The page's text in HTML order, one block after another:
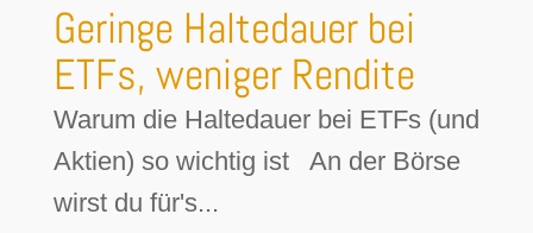
Geringe Haltedauer bei
ETFs, weniger Rendite
Warum die Haltedauer bei ETFs (und
Aktien) so wichtig ist An der Börse
wirst du für's...